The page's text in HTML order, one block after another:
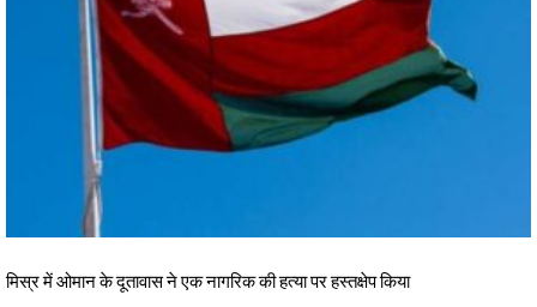
मिस्र में ओमान के दूतावास ने एक नागरिक की हत्या पर हस्तक्षेप किया